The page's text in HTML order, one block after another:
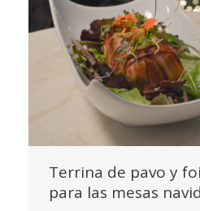
Terrina de pavo y
para las mesas